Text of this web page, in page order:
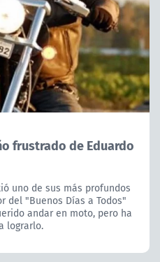
frustrado de Eduardo
uno de sus más profundos
del "Buenos Días a Todos"
andar en moto, pero ha
lograrlo.